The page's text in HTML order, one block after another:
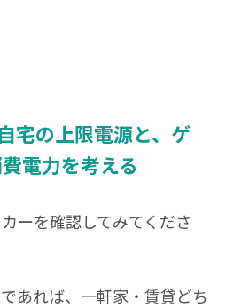
宅の上限電源と、ゲ
電力を考える
ーを確認してみてくださ
あれば、一軒家・賃貸どち